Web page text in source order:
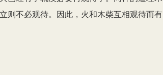
则不必观待。因此，火和木柴互相观待而有